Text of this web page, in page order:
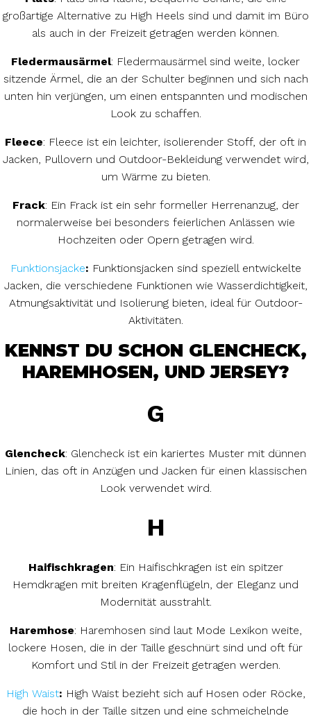
großartige Alternative zu High Heels sind und damit im Büro
als auch in der Freizeit getragen werden können.
Fledermausärmel: Fledermausärmel sind weite, locker
sitzende Ärmel, die an der Schulter beginnen und sich nach
unten hin verjüngen, um einen entspannten und modischen
Look zu schaffen.
Fleece: Fleece ist ein leichter, isolierender Stoff, der oft in
Jacken, Pullovern und Outdoor-Bekleidung verwendet wird,
um Wärme zu bieten.
Frack: Ein Frack ist ein sehr formeller Herrenanzug, der
normalerweise bei besonders feierlichen Anlässen wie
Hochzeiten oder Opern getragen wird.
Funktionsjacke: Funktionsjacken sind speziell entwickelte
Jacken, die verschiedene Funktionen wie Wasserdichtigkeit,
Atmungsaktivität und Isolierung bieten, ideal für Outdoor-
Aktivitäten.
KENNST DU SCHON GLENCHECK,
HAREMHOSEN, UND JERSEY?
G
Glencheck: Glencheck ist ein kariertes Muster mit dünnen
Linien, das oft in Anzügen und Jacken für einen klassischen
Look verwendet wird.
H
Haifischkragen: Ein Haifischkragen ist ein spitzer
Hemdkragen mit breiten Kragenflügeln, der Eleganz und
Modernität ausstrahlt.
Haremhose: Haremhosen sind laut Mode Lexikon weite,
lockere Hosen, die in der Taille geschnürt sind und oft für
Komfort und Stil in der Freizeit getragen werden.
High Waist: High Waist bezieht sich auf Hosen oder Röcke,
die hoch in der Taille sitzen und eine schmeichelnde